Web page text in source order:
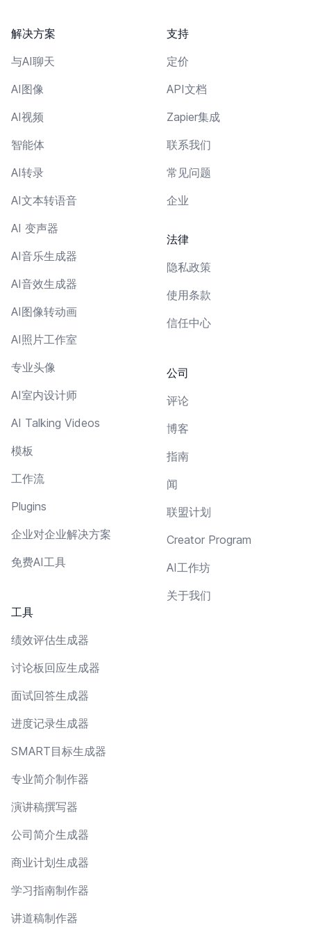
解决方案
与AI聊天
AI图像
AI视频
智能体
AI转录
AI文本转语音
AI 变声器
AI音乐生成器
AI音效生成器
AI图像转动画
AI照片工作室
专业头像
AI室内设计师
AI Talking Videos
模板
工作流
Plugins
企业对企业解决方案
免费AI工具
工具
绩效评估生成器
讨论板回应生成器
面试回答生成器
进度记录生成器
SMART目标生成器
专业简介制作器
演讲稿撰写器
公司简介生成器
商业计划生成器
学习指南制作器
讲道稿制作器
支持
定价
API文档
Zapier集成
联系我们
常见问题
企业
法律
隐私政策
使用条款
信任中心
公司
评论
博客
指南
闻
联盟计划
Creator Program
AI工作坊
关于我们